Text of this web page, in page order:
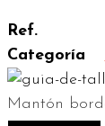
Ref.
Categoría
Mantón